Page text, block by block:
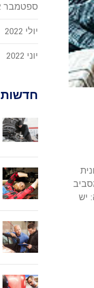
יש
ספטמבר 2022
יולי 2022
יוני 2022